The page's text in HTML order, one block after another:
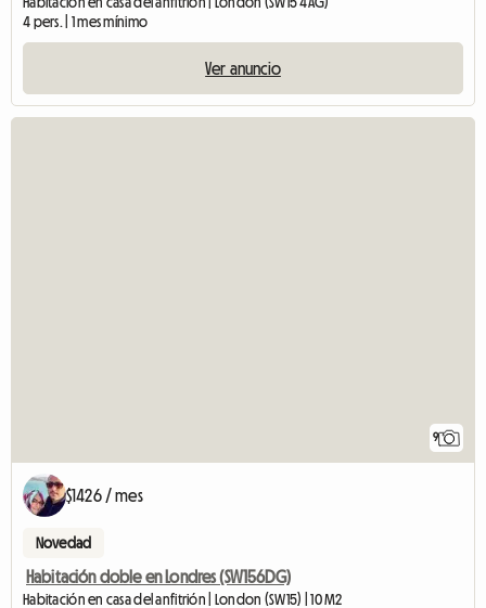
4 pers. | 1 mes mínimo
Ver anuncio
9
$1426 / mes
Novedad
Habitación doble en Londres (SW156DG)
Habitación en casa del anfitrión | London (SW15) | 10 M2